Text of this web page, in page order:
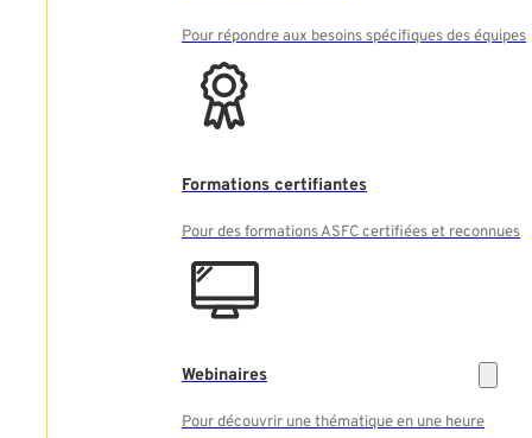
Pour répondre aux besoins spécifiques des équipes
Formations certifiantes
Pour des formations ASFC certifiées et reconnues
Webinaires
Pour découvrir une thématique en une heure